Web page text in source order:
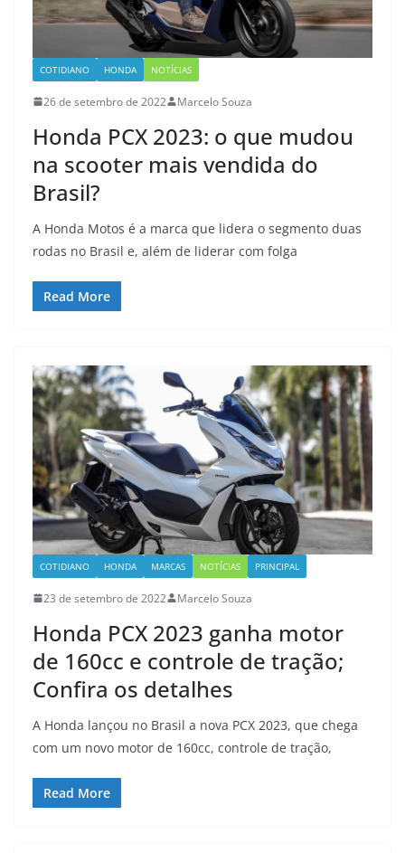
COTIDIANO HONDA NOTÍCIAS
26 de setembro de 2022 Marcelo Souza
Honda PCX 2023: o que mudou
na scooter mais vendida do
Brasil?
A Honda Motos é a marca que lidera o segmento duas
rodas no Brasil e, além de liderar com folga
Read More
COTIDIANO HONDA MARCAS NOTÍCIAS PRINCIPAL
23 de setembro de 2022 Marcelo Souza
Honda PCX 2023 ganha motor
de 160cc e controle de tração;
Confira os detalhes
A Honda lançou no Brasil a nova PCX 2023, que chega
com um novo motor de 160cc, controle de tração,
Read More